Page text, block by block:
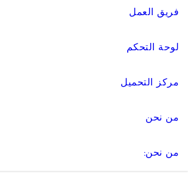
فريق العمل
لوحة التحكم
مركز التحميل
من نحن
من نحن: